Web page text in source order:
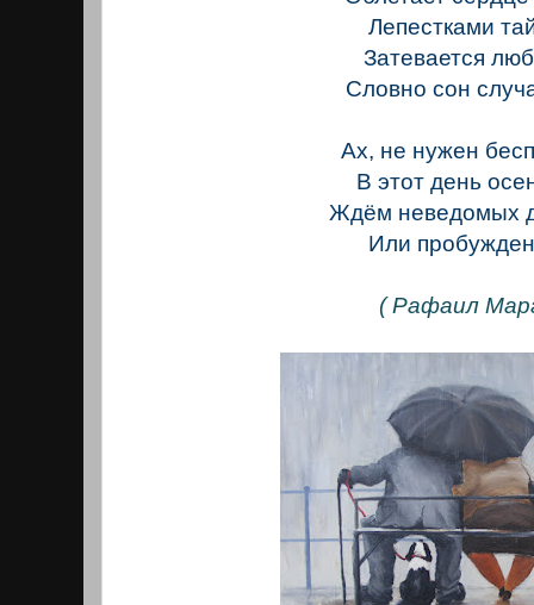
Лепестками
Затевается
Словно сон
Ах, не нужен
В этот день
Ждём неведомых
Или
( Рафаил